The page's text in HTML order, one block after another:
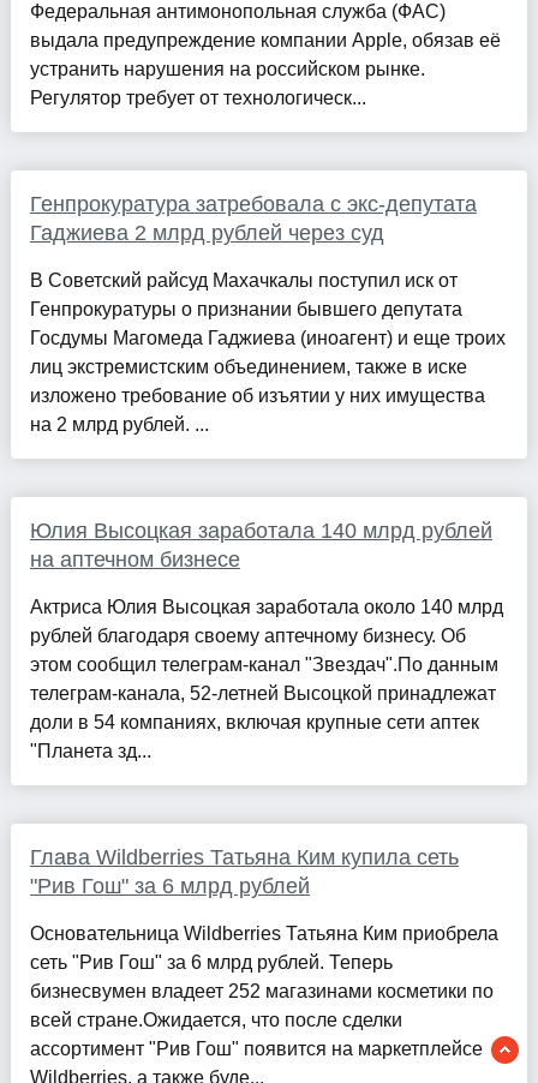
Федеральная антимонопольная служба (ФАС)
выдала предупреждение компании Apple, обязав её
устранить нарушения на российском рынке.
Регулятор требует от технологическ...
Генпрокуратура затребовала с экс-депутата
Гаджиева 2 млрд рублей через суд
В Советский райсуд Махачкалы поступил иск от
Генпрокуратуры о признании бывшего депутата
Госдумы Магомеда Гаджиева (иноагент) и еще троих
лиц экстремистским объединением, также в иске
изложено требование об изъятии у них имущества
на 2 млрд рублей. ...
Юлия Высоцкая заработала 140 млрд рублей
на аптечном бизнесе
Актриса Юлия Высоцкая заработала около 140 млрд
рублей благодаря своему аптечному бизнесу. Об
этом сообщил телеграм-канал "Звездач".По данным
телеграм-канала, 52-летней Высоцкой принадлежат
доли в 54 компаниях, включая крупные сети аптек
"Планета зд...
Глава Wildberries Татьяна Ким купила сеть
"Рив Гош" за 6 млрд рублей
Основательница Wildberries Татьяна Ким приобрела
сеть "Рив Гош" за 6 млрд рублей. Теперь
бизнесвумен владеет 252 магазинами косметики по
всей стране.Ожидается, что после сделки
ассортимент "Рив Гош" появится на маркетплейсе
Wildberries, а также буде...